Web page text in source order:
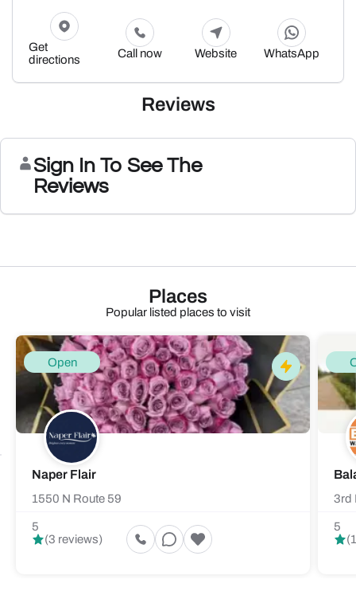
Get
directions
Call now Website WhatsApp
Reviews
Sign In To See The
Reviews
Places
Popular listed places to visit
Open
Naper Flair
1550 N Route 59
5
(3 reviews)
3rd
5